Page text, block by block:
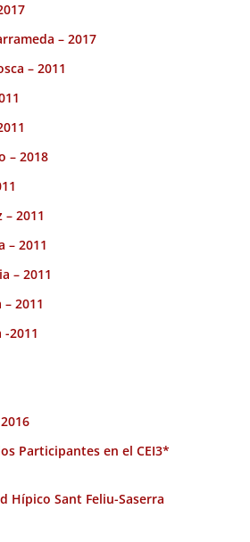
– 2017
– 2011
– 2018
2011
– 2011
– 2011
2011
2011
Participantes en el CEI3*
Hípico Sant Feliu-Saserra